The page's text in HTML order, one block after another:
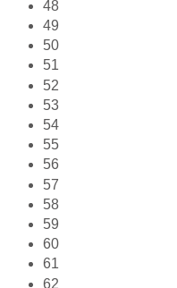
48
49
50
51
52
53
54
55
56
57
58
59
60
61
62